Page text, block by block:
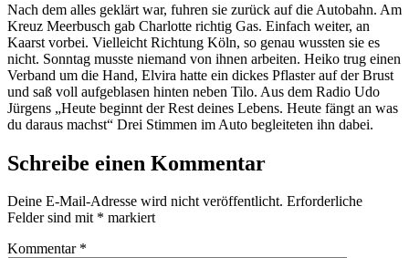
Nach dem alles geklärt war, fuhren sie zurück auf die Autobahn. Am
Kreuz Meerbusch gab Charlotte richtig Gas. Einfach weiter, an
Kaarst vorbei. Vielleicht Richtung Köln, so genau wussten sie es
nicht. Sonntag musste niemand von ihnen arbeiten. Heiko trug einen
Verband um die Hand, Elvira hatte ein dickes Pflaster auf der Brust
und saß voll aufgeblasen hinten neben Tilo. Aus dem Radio Udo
Jürgens „Heute beginnt der Rest deines Lebens. Heute fängt an was
du daraus machst“ Drei Stimmen im Auto begleiteten ihn dabei.
Schreibe einen Kommentar
Deine E-Mail-Adresse wird nicht veröffentlicht. Erforderliche
Felder sind mit * markiert
Kommentar *